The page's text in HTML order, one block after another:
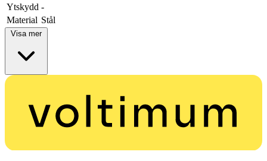
Ytskydd -
Material Stål
Visa mer